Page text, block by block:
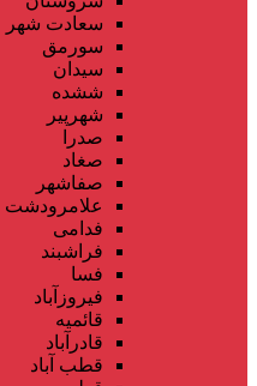
سعادت شهر
سورمق
سیدان
ششده
شهرپیر
صدرا
صغاد
صفاشهر
علامرودشت
فدامی
فراشبند
فسا
فیروزآباد
قائمیه
قادرآباد
قطب آباد